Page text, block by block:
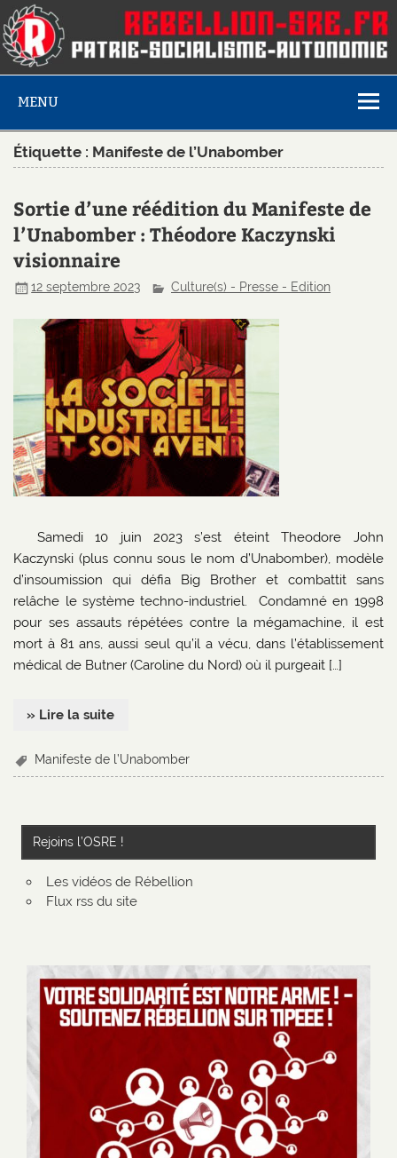
MENU
Étiquette : Manifeste de l’Unabomber
Sortie d’une réédition du Manifeste de
l’Unabomber : Théodore Kaczynski
visionnaire
12 septembre 2023 Culture(s) - Presse - Edition
Samedi 10 juin 2023 s’est éteint Theodore John
Kaczynski (plus connu sous le nom d’Unabomber), modèle
d’insoumission qui défia Big Brother et combattit sans
relâche le système techno-industriel. Condamné en 1998
pour ses assauts répétées contre la mégamachine, il est
mort à 81 ans, aussi seul qu’il a vécu, dans l’établissement
médical de Butner (Caroline du Nord) où il purgeait […]
» Lire la suite
Manifeste de l’Unabomber
Rejoins l’OSRE !
Les vidéos de Rébellion
Flux rss du site